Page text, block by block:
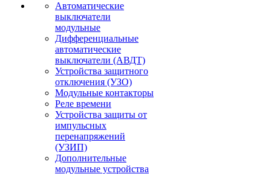
Автоматические
выключатели
модульные
Дифференциальные
автоматические
выключатели (АВДТ)
Устройства защитного
отключения (УЗО)
Модульные контакторы
Реле времени
Устройства защиты от
импульсных
перенапряжений
(УЗИП)
Дополнительные
модульные устройства